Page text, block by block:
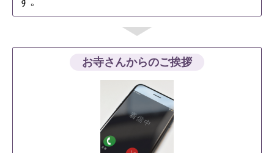
お寺さんからのご挨拶